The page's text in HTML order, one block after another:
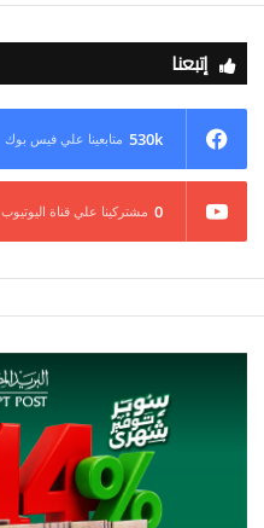
إتبعنا
530k متابعينا علي فيس بوك
0 مشتركينا علي قناة اليوتيوب